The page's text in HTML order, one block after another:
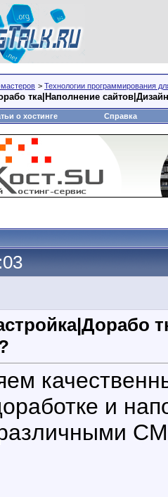
> Технологии программирования
тка|Наполнение
о хостинге Справка
и